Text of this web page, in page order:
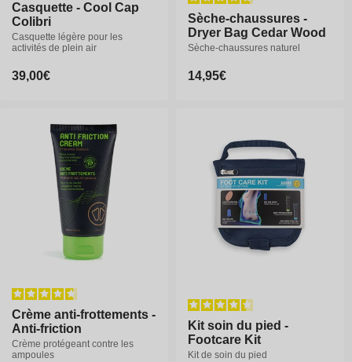
Casquette - Cool Cap
Colibri
Casquette légère pour les
activités de plein air
Prix
39,00€
Casquette - Cool Cap
Colibri
Casquette légère pour les
activités de plein air
Prix
39,00€
Sèche-chaussures -
Dryer Bag Cedar Wood
Sèche-chaussures naturel
Prix
14,95€
Crème anti-frottements -
Anti-friction
Crème protégeant contre les
ampoules
Kit soin du pied -
Footcare Kit
Kit de soin du pied